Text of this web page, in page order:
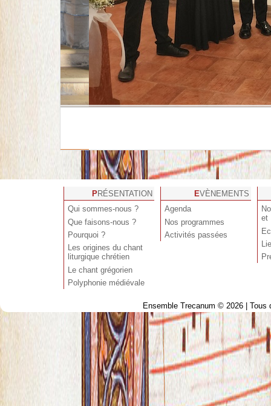
l'Ensemble
PRÉSENTATION
Qui sommes-nous ?
Que faisons-nous ?
Pourquoi ?
Les origines du chant
liturgique chrétien
Le chant grégorien
Polyphonie médiévale
EVÈNEMENTS
Agenda
Nos programmes
Activités passées
et
Ensemble Trecanum © 2026 |